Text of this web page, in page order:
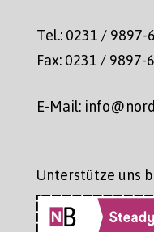
Tel.: 0231 / 9897-
Fax: 0231 / 9897-
E-Mail:
Unterstütze uns